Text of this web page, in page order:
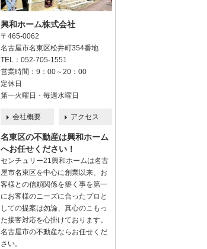
興和ホーム株式会社
〒465-0062
名古屋市名東区松井町354番地
TEL：052-705-1551
営業時間：9：00～20：00
定休日
第一火曜日・毎週水曜日
会社概要 アクセス
名東区の不動産は興和ホーム
へお任せください！
センチュリー21興和ホームは名古
屋市名東区を中心に創業以来、お
客様との信頼関係を築く事を第一
にお客様のニーズに合ったプロと
しての提案は勿論、真心のこもっ
た接客対応を心掛けております。
名古屋市の不動産ならお任せくだ
さい。